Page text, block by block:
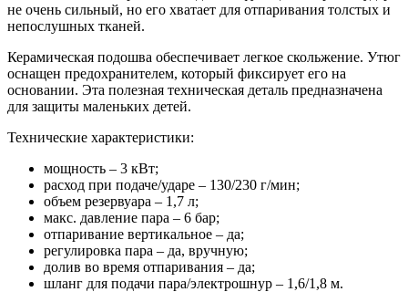
не очень сильный, но его хватает для отпаривания толстых и
непослушных тканей.
Керамическая подошва обеспечивает легкое скольжение. Утюг
оснащен предохранителем, который фиксирует его на
основании. Эта полезная техническая деталь предназначена
для защиты маленьких детей.
Технические характеристики:
мощность – 3 кВт;
расход при подаче/ударе – 130/230 г/мин;
объем резервуара – 1,7 л;
макс. давление пара – 6 бар;
отпаривание вертикальное – да;
регулировка пара – да, вручную;
долив во время отпаривания – да;
шланг для подачи пара/электрошнур – 1,6/1,8 м.